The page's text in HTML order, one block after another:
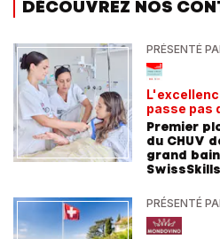
DÉCOUVREZ NOS
PRÉSENTÉ
passe pas
voie
Premier
du CHUV
grand
SwissSkills
PRÉSENTÉ